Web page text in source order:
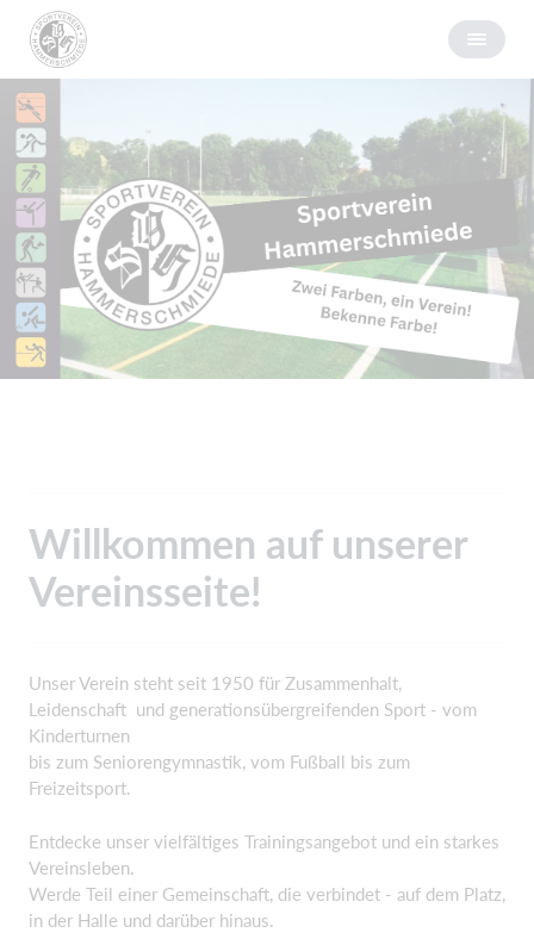
Willkommen auf unserer
Vereinsseite!
Unser Verein steht seit 1950 für Zusammenhalt,
Leidenschaft und generationsübergreifenden Sport - vom
Kinderturnen
bis zum Seniorengymnastik, vom Fußball bis zum
Freizeitsport.
Entdecke unser vielfältiges Trainingsangebot und ein starkes
Vereinsleben.
Werde Teil einer Gemeinschaft, die verbindet - auf dem Platz,
in der Halle und darüber hinaus.